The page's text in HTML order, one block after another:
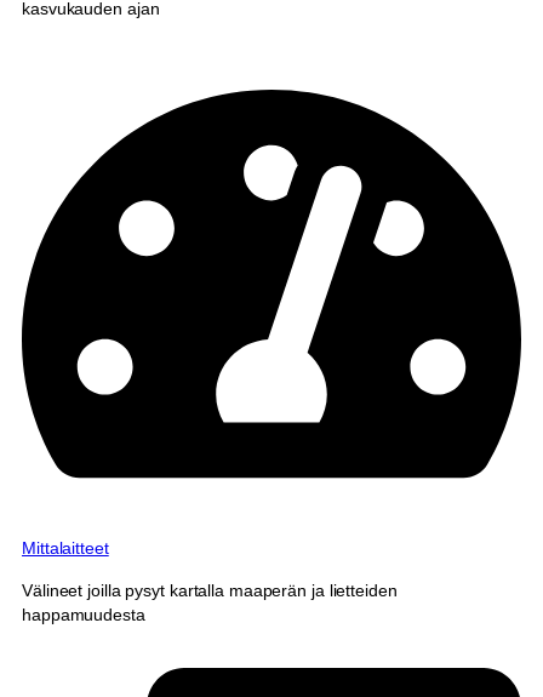
kasvukauden ajan
Mittalaitteet
Välineet joilla pysyt kartalla maaperän ja lietteiden
happamuudesta